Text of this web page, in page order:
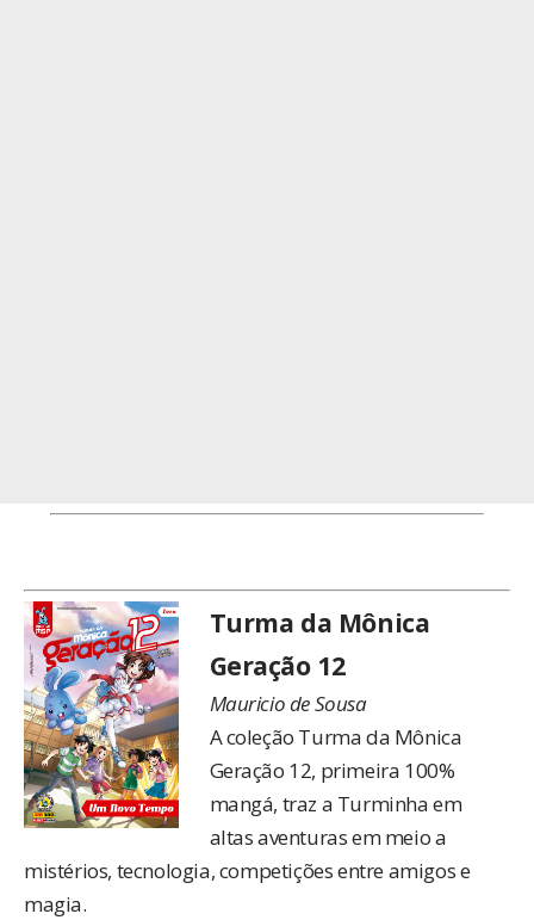
Turma da Mônica
Geração 12
Mauricio de Sousa
A coleção Turma da Mônica
Geração 12, primeira 100%
mangá, traz a Turminha em
altas aventuras em meio a
mistérios, tecnologia, competições entre amigos e
magia.